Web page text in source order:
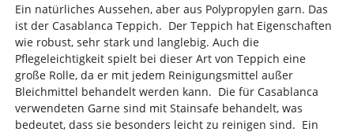
Ein natürliches Aussehen, aber aus Polypropylen garn. Das
ist der Casablanca Teppich. Der Teppich hat Eigenschaften
wie robust, sehr stark und langlebig. Auch die
Pflegeleichtigkeit spielt bei dieser Art von Teppich eine
große Rolle, da er mit jedem Reinigungsmittel außer
Bleichmittel behandelt werden kann. Die für Casablanca
verwendeten Garne sind mit Stainsafe behandelt, was
bedeutet, dass sie besonders leicht zu reinigen sind. Ein